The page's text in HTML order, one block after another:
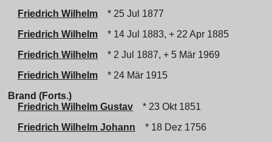
Friedrich Wilhelm
* 25 Jul 1877
Friedrich Wilhelm
* 14 Jul 1883, + 22 Apr 1885
Friedrich Wilhelm
* 2 Jul 1887, + 5 Mär 1969
Friedrich Wilhelm
* 24 Mär 1915
Brand (Forts.)
Friedrich Wilhelm Gustav
* 23 Okt 1851
Friedrich Wilhelm Johann
* 18 Dez 1756